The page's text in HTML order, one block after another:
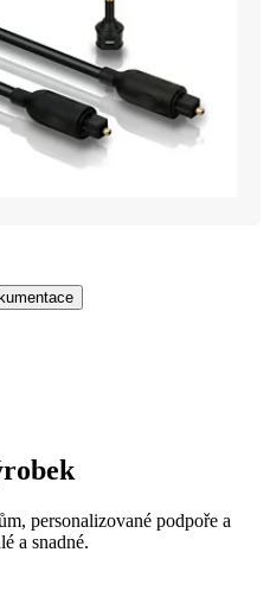
personalizované podpoře a
a snadné.